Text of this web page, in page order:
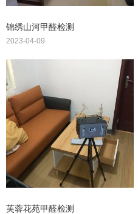
锦绣山河甲醛检测
2023-04-09
芙蓉花苑甲醛检测